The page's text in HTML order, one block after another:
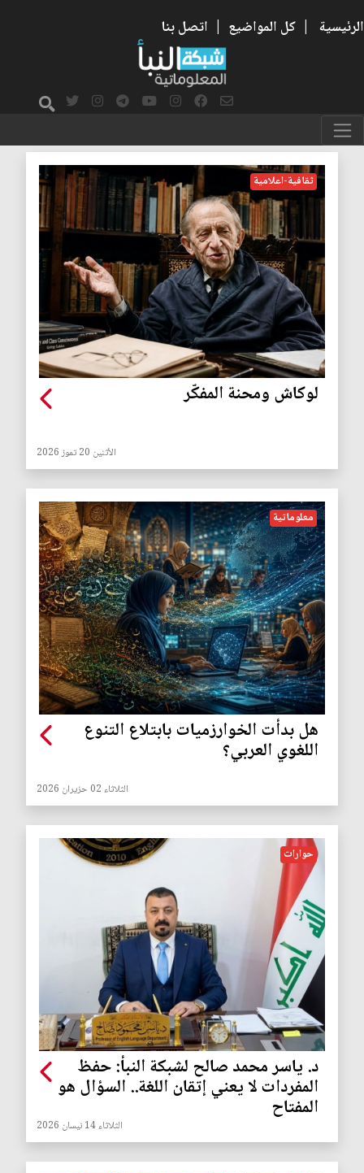
الرئيسية | كل المواضيع | اتصل بنا
التنوع الثقافي
ثقافية-اعلامية
لوكاش ومحنة المفكّر
الأثنين 20 تموز 2026
معلوماتية
هل بدأت الخوارزميات بابتلاع التنوع
اللغوي العربي؟
الثلاثاء 02 حزيران 2026
حوارات
د. ياسر محمد صالح لشبكة النبأ: حفظ
المفردات لا يعني إتقان اللغة.. السؤال هو
المفتاح
الثلاثاء 14 نيسان 2026